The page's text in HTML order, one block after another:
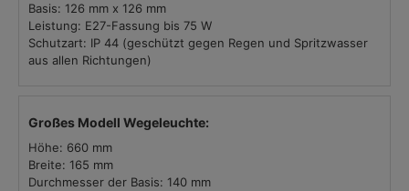
Basis: 126 mm x 126 mm
Leistung: E27-Fassung bis 75 W
Schutzart: IP 44 (geschützt gegen Regen und Spritzwasser
aus allen Richtungen)
Großes Modell Wegeleuchte:
Höhe: 660 mm
Breite: 165 mm
Durchmesser der Basis: 140 mm